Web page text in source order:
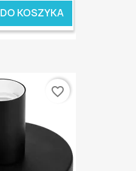
DO KOSZYKA
favorite_border